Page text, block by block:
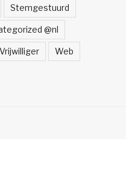
Stemgestuurd
@nl
Vrijwilliger Web